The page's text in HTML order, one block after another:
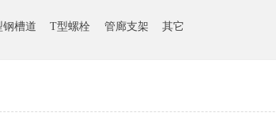
钢槽道 T型螺栓 管廊支架 其它